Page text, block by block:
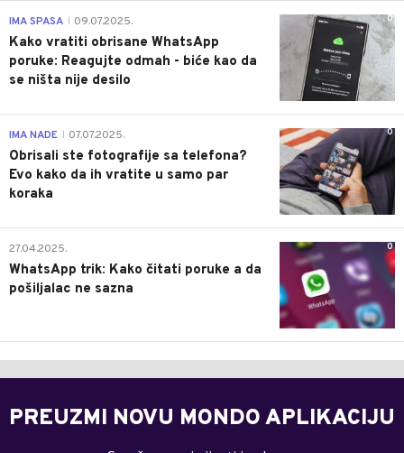
0
IMA SPASA 09.07.2025.
Kako vratiti obrisane WhatsApp
poruke: Reagujte odmah - biće kao da
se ništa nije desilo
0
IMA NADE 07.07.2025.
Obrisali ste fotografije sa telefona?
Evo kako da ih vratite u samo par
koraka
0
27.04.2025.
WhatsApp trik: Kako čitati poruke a da
pošiljalac ne sazna
PREUZMI NOVU MONDO APLIKACIJU